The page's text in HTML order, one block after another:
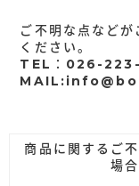
商品に関するご
場
ご不明な点など
ください。
TEL：026-